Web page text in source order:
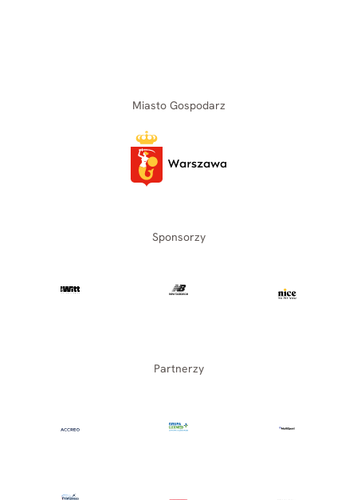
Miasto Gospodarz
Sponsorzy
Partnerzy